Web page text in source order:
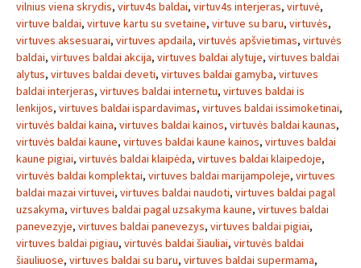
vilnius viena skrydis, virtuv4s baldai, virtuv4s interjeras, virtuvė,
virtuve baldai, virtuve kartu su svetaine, virtuve su baru, virtuvės,
virtuves aksesuarai, virtuves apdaila, virtuvės apšvietimas, virtuvės
baldai, virtuves baldai akcija, virtuves baldai alytuje, virtuves baldai
alytus, virtuves baldai deveti, virtuves baldai gamyba, virtuves
baldai interjeras, virtuves baldai internetu, virtuves baldai is
lenkijos, virtuves baldai ispardavimas, virtuves baldai issimoketinai,
virtuvės baldai kaina, virtuves baldai kainos, virtuvės baldai kaunas,
virtuvės baldai kaune, virtuves baldai kaune kainos, virtuves baldai
kaune pigiai, virtuvės baldai klaipėda, virtuves baldai klaipedoje,
virtuvės baldai komplektai, virtuves baldai marijampoleje, virtuves
baldai mazai virtuvei, virtuves baldai naudoti, virtuves baldai pagal
uzsakyma, virtuves baldai pagal uzsakyma kaune, virtuves baldai
panevezyje, virtuves baldai panevezys, virtuves baldai pigiai,
virtuves baldai pigiau, virtuvės baldai šiauliai, virtuvės baldai
šiauliuose, virtuves baldai su baru, virtuves baldai supermama,